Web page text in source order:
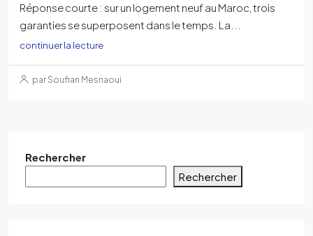
Réponse courte : sur un logement neuf au Maroc, trois
garanties se superposent dans le temps. La...
continuer la lecture
par Soufian Mesnaoui
Rechercher
Rechercher